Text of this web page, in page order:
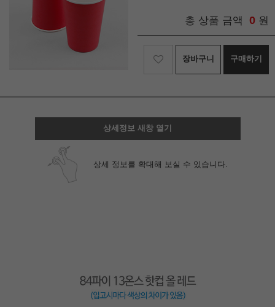
총 상품 금액 0 원
장바구니 구매하기
상세정보 새창 열기
상세 정보를 확대해 보실 수 있습니다.